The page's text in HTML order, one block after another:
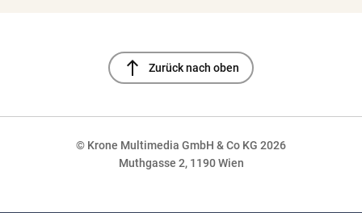
north Zurück nach oben
© Krone Multimedia GmbH & Co KG 2026
Muthgasse 2, 1190 Wien